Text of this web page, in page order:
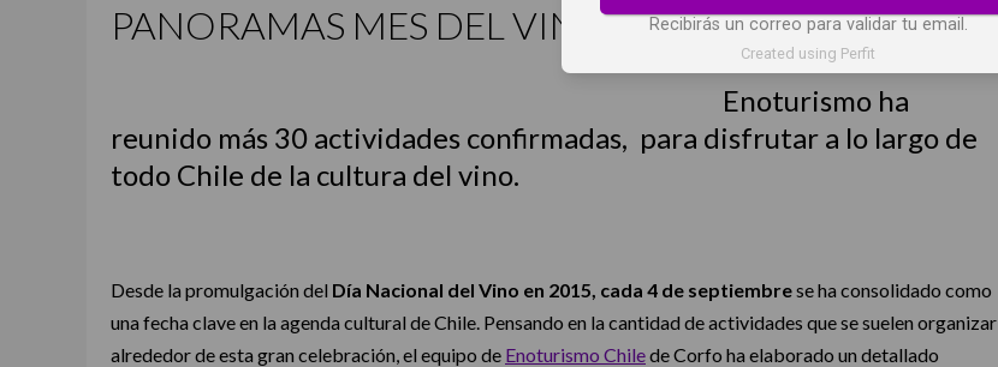
PANORAMAS MES DEL VINO 2024
Enoturismo ha
reunido más 30 actividades confirmadas, para disfrutar a lo largo de
todo Chile de la cultura del vino.
Desde la promulgación del Día Nacional del Vino en 2015, cada 4 de septiembrese ha consolidado como
una fecha clave en la agenda cultural de Chile. Pensando en la cantidad de actividades que se suelen organizar
alrededor de esta gran celebración, el equipo de Enoturismo Chilede Corfo ha elaborado un detallado
Recibirás un correo para validar tu email.
Created using Perfit